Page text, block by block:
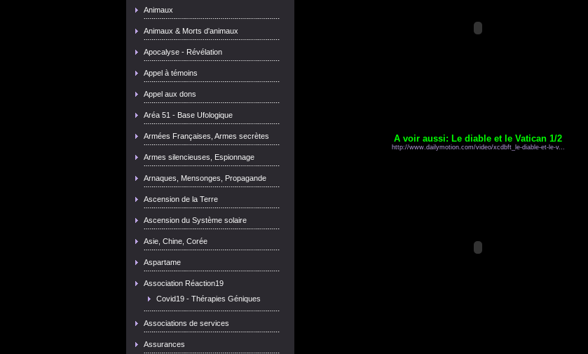
Animaux
Animaux & Morts d'animaux
Apocalyse - Révélation
Appel à témoins
Appel aux dons
Aréa 51 - Base Ufologique
Armées Françaises, Armes secrètes
Armes silencieuses, Espionnage
Arnaques, Mensonges, Propagande
Ascension de la Terre
Ascension du Système solaire
Asie, Chine, Corée
Aspartame
Association Réaction19
Covid19 - Thérapies Géniques
Associations de services
Assurances
A voir aussi: Le diable et le Vatican 1/2
http://www.dailymotion.com/video/xcdbft_le-diable-et-le-v...